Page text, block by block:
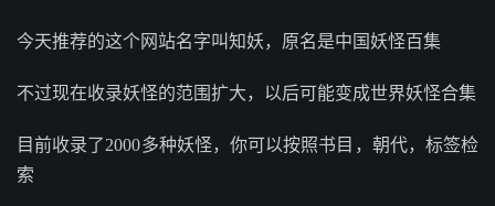
今天推荐的这个网站名字叫知妖，原名是中国妖怪百集
不过现在收录妖怪的范围扩大，以后可能变成世界妖怪合集
目前收录了2000多种妖怪，你可以按照书目，朝代，标签检
索